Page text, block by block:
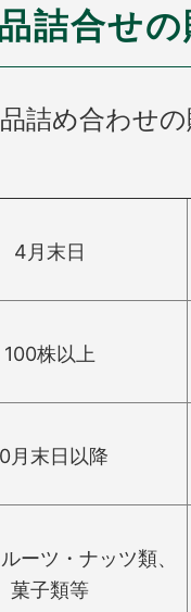
詰合せ
詰め合わせ
4月末日
100株以上
月末日以降
ーツ・ナッツ類、
菓子類等